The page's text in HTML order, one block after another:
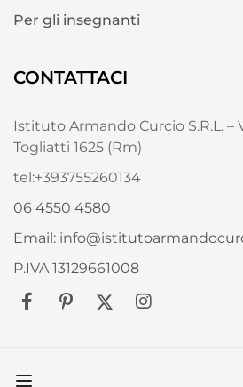
Per gli insegnanti
CONTATTACI
Istituto Armando Curcio S.R.L. –
Togliatti 1625 (Rm)
tel:+393755260134
06 4550 4580
Email:
P.IVA 13129661008